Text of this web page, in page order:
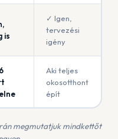
is
✓ Igen,
tervezési
igény
Aki teljes
okosotthont
épít
megmutatjuk mindkettőt